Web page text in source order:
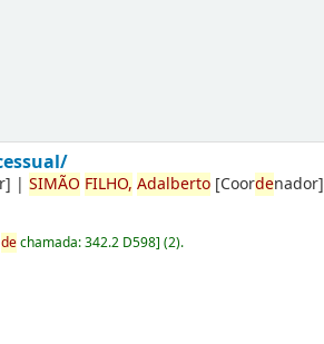
|SIMÃO FILHO, Adalberto [Coordenador]
dechamada:342.2 D598](2).